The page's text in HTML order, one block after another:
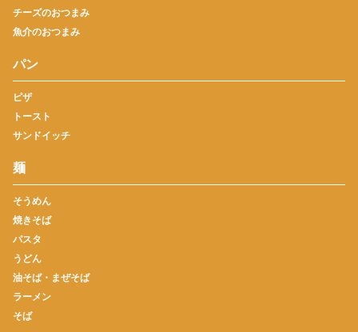
チーズのおつまみ
魚介のおつまみ
パン
ピザ
トースト
サンドイッチ
麺
そうめん
焼きそば
パスタ
うどん
油そば・まぜそば
ラーメン
そば